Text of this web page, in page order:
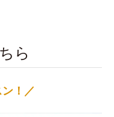
ら
！／